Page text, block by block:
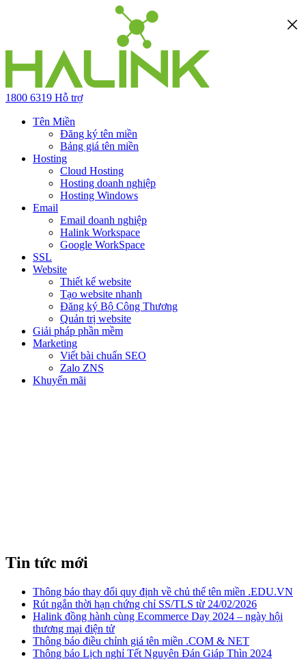
1800 6319 Hỗ trợ
Tên Miền
Đăng ký tên miền
Bảng giá tên miền
Hosting
Cloud Hosting
Hosting doanh nghiệp
Hosting Windows
Email
Email doanh nghiệp
Halink Workspace
Google WorkSpace
SSL
Website
Thiết kế website
Tạo website nhanh
Đăng ký Bộ Công Thương
Quản trị website
Giải pháp phần mềm
Marketing
Viết bài chuẩn SEO
Zalo ZNS
Khuyến mãi
Tin tức mới
Thông báo thay đổi quy định về chủ thể tên miền .EDU.VN
Rút ngắn thời hạn chứng chỉ SS/TLS từ 24/02/2026
Halink đồng hành cùng Ecommerce Day 2024 – ngày hội
thương mại điện tử
Thông báo điều chỉnh giá tên miền .COM & NET
Thông báo Lịch nghỉ Tết Nguyên Đán Giáp Thìn 2024